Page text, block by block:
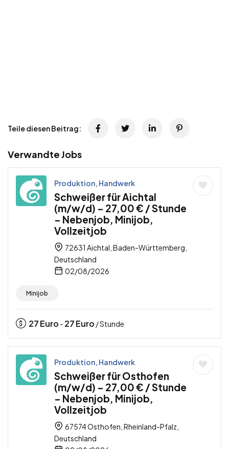
Teile diesen Beitrag:
Verwandte Jobs
Produktion, Handwerk
Schweißer für Aichtal
(m/w/d) – 27,00 € / Stunde
– Nebenjob, Minijob,
Vollzeitjob
72631 Aichtal, Baden-Württemberg,
Deutschland
02/08/2026
Minijob
27Euro - 27Euro / Stunde
Produktion, Handwerk
Schweißer für Osthofen
(m/w/d) – 27,00 € / Stunde
– Nebenjob, Minijob,
Vollzeitjob
67574 Osthofen, Rheinland-Pfalz,
Deutschland